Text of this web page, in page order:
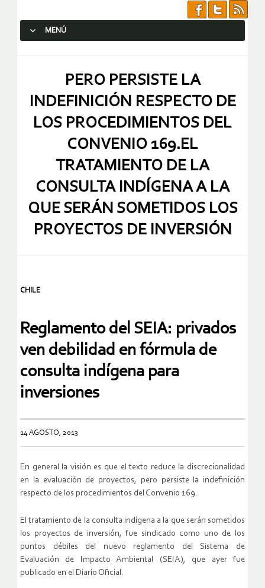
MENÚ
PERO PERSISTE LA
INDEFINICIÓN RESPECTO DE
LOS PROCEDIMIENTOS DEL
CONVENIO 169.EL
TRATAMIENTO DE LA
CONSULTA INDÍGENA A LA
QUE SERÁN SOMETIDOS LOS
PROYECTOS DE INVERSIÓN
CHILE
Reglamento del SEIA: privados
ven debilidad en fórmula de
consulta indígena para
inversiones
14 AGOSTO, 2013
En general la visión es que el texto reduce la discrecionalidad
en la evaluación de proyectos, pero persiste la indefinición
respecto de los procedimientos del Convenio 169.
El tratamiento de la consulta indígena a la que serán sometidos
los proyectos de inversión, fue sindicado como uno de los
puntos débiles del nuevo reglamento del Sistema de
Evaluación de Impacto Ambiental (SEIA), que ayer fue
publicado en el Diario Oficial.